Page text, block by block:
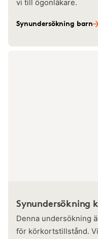
vi till ögonläkare.
Synundersökning barn
Synundersökning
Denna undersökning
för körkortstillstånd.